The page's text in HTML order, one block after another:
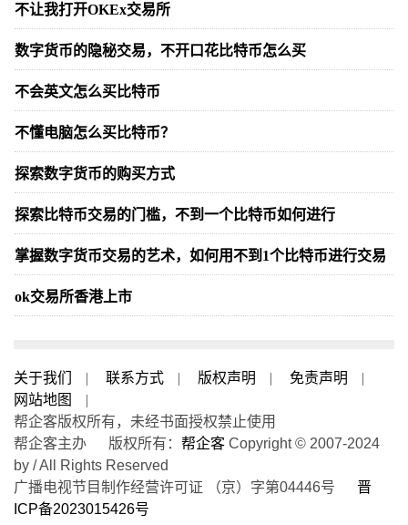
不让我打开OKEx交易所
数字货币的隐秘交易，不开口花比特币怎么买
不会英文怎么买比特币
不懂电脑怎么买比特币？
探索数字货币的购买方式
探索比特币交易的门槛，不到一个比特币如何进行
掌握数字货币交易的艺术，如何用不到1个比特币进行交易
ok交易所香港上市
关于我们 | 联系方式 | 版权声明 | 免责声明
|
网站地图
|
帮企客版权所有，未经书面授权禁止使用
帮企客主办 版权所有： 帮企客 Copyright © 2007-2024
by / All Rights Reserved
广播电视节目制作经营许可证 （京）字第04446号 晋
ICP备2023015426号